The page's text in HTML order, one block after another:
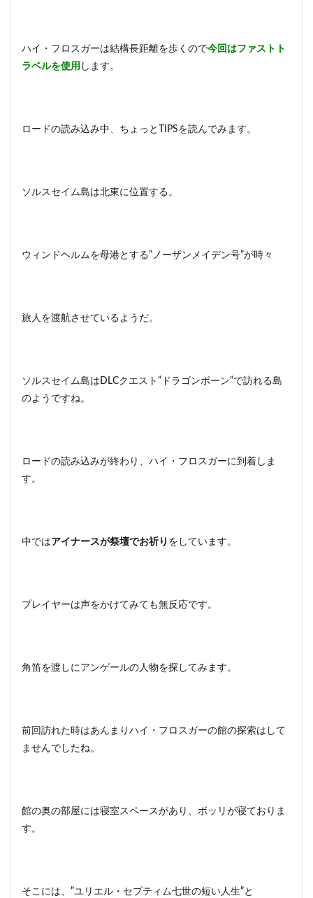
ハイ・フロスガーは結構長距離を歩くので今回はファストト
ラベルを使用 します。
ロードの読み込み中、ちょっとTIPSを読んでみます。
ソルスセイム島は北東に位置する。
ウィンドヘルムを母港とする”ノーザンメイデン号”が時々
旅人を渡航させているようだ。
ソルスセイム島はDLCクエスト”ドラゴンボーン”で訪れる島
のようですね。
ロードの読み込みが終わり、ハイ・フロスガーに到着しま
す。
中ではアイナースが祭壇でお祈り をしています。
プレイヤーは声をかけてみても無反応です。
角笛を渡しにアンゲールの人物を探してみます。
前回訪れた時はあんまりハイ・フロスガーの館の探索はして
ませんでしたね。
館の奥の部屋には寝室スペースがあり、ボッリが寝ておりま
す。
そこには、”ユリエル・セプティム七世の短い人生”と